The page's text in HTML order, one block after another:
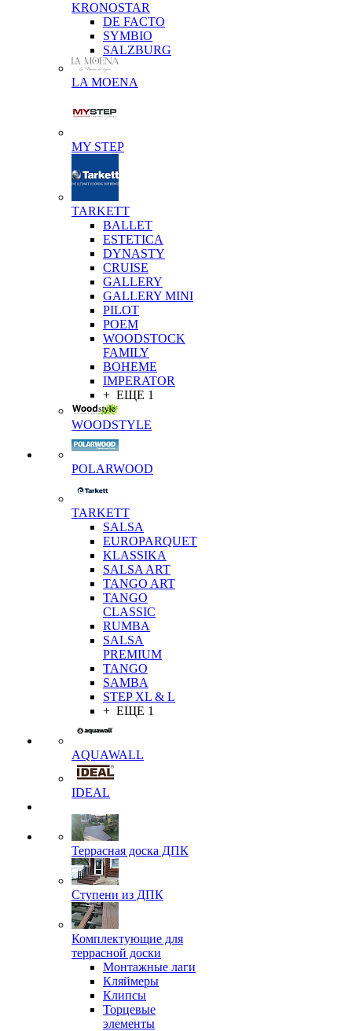
KRONOSTAR
DE FACTO
SYMBIO
SALZBURG
LA MOENA
MY STEP
TARKETT
BALLET
ESTETICA
DYNASTY
CRUISE
GALLERY
GALLERY MINI
PILOT
POEM
WOODSTOCK
FAMILY
BOHEME
IMPERATOR
+ ЕЩЕ 1
WOODSTYLE
POLARWOOD
TARKETT
SALSA
EUROPARQUET
KLASSIKA
SALSA ART
TANGO ART
TANGO
CLASSIC
RUMBA
SALSA
PREMIUM
TANGO
SAMBA
STEP XL & L
+ ЕЩЕ 1
AQUAWALL
IDEAL
Террасная доска ДПК
Ступени из ДПК
Комплектующие для
террасной доски
Монтажные лаги
Кляймеры
Клипсы
Торцевые
элементы